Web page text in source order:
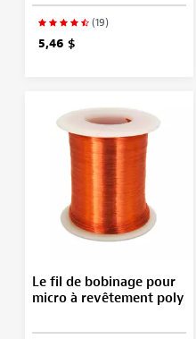
(19)
5,46 $
Le fil de bobinage pour
micro à revêtement poly